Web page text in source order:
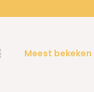
Meest bekeken